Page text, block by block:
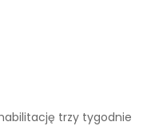
trzy tygodnie